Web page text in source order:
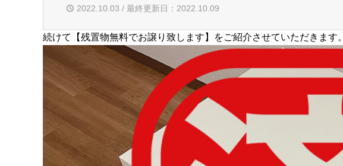
2022.10.03 / 最終更新日：2022.10.09
続けて【残置物無料でお譲り致します】をご紹介させていただきます。